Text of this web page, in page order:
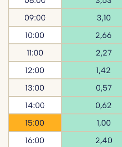
09:00
3,10
10:00
2,66
11:00
2,27
12:00
1,42
13:00
0,57
14:00
0,62
15:00
1,00
16:00
2,40